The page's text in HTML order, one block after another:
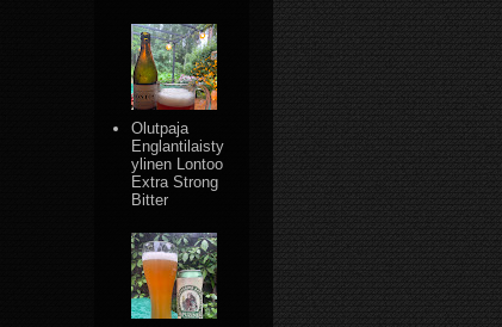
Olutpaja
Englantilaisty
ylinen Lontoo
Extra Strong
Bitter